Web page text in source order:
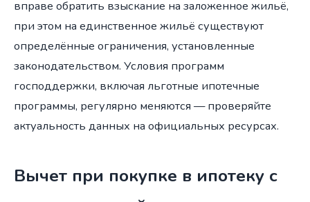
вправе обратить взыскание на заложенное жильё,
при этом на единственное жильё существуют
определённые ограничения, установленные
законодательством. Условия программ
господдержки, включая льготные ипотечные
программы, регулярно меняются — проверяйте
актуальность данных на официальных ресурсах.
Вычет при покупке в ипотеку с